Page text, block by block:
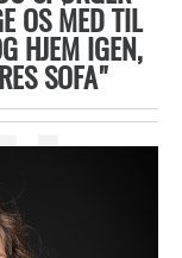
OS MED TIL
HJEM IGEN,
SOFA"